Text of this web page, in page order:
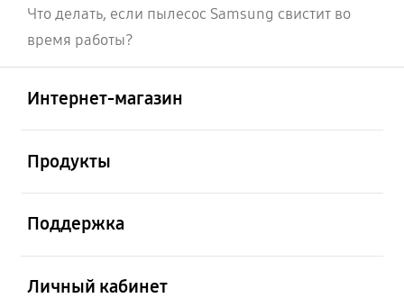
Что делать, если пылесос Samsung свистит во
время работы?
Интернет-магазин
Продукты
Поддержка
Личный кабинет